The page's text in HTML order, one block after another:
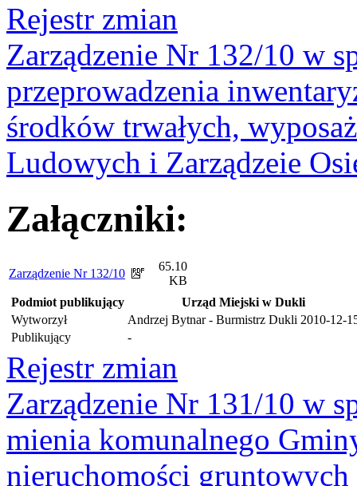
Rejestr zmian
Zarządzenie Nr 132/10 w
przeprowadzenia
środków trwałych,
Ludowych i Zarządzeie
Załączniki:
Zarządzenie Nr 132/10
65.10
KB
Podmiot publikujący
Urząd Miejski w Dukli
Wytworzył
Andrzej Bytnar - Burmistrz Dukli 2010-12-
Publikujący
-
Rejestr zmian
Zarządzenie Nr 131/10 w
mienia komunalnego
nieruchomości gruntowych